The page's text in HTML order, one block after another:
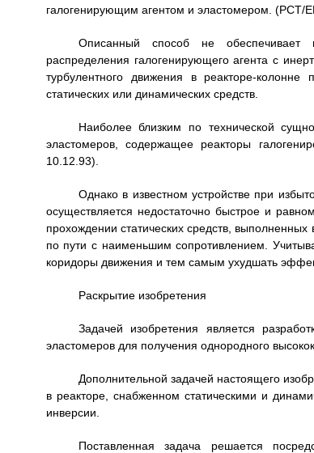
галогенирующим агентом и эластомером. (РСТ/
Описанный способ не обеспечивает
распределения галогенирующего агента с
турбулентного движения в реакторе-
статических или динамических средств.
Наиболее близким по технической
эластомеров, содержащее реакторы
10.12.93).
Однако в известном устройстве при
осуществляется недостаточно быстрое и
прохождении статических средств,
по пути с наименьшим сопротивлением.
коридоры движения и тем самым ухудшать
Раскрытие изобретения
Задачей изобретения является
эластомеров для получения однородного
Дополнительной задачей настоящего
в реакторе, снабженном статическими и
инверсии.
Поставленная задача решается